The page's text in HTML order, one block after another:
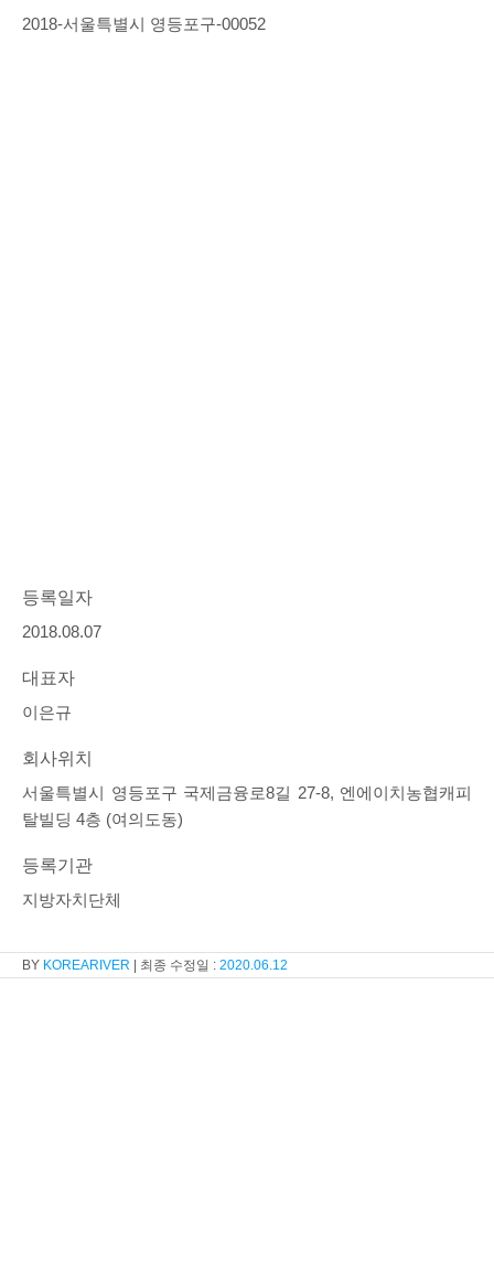
2018-서울특별시 영등포구-00052
등록일자
2018.08.07
대표자
이은규
회사위치
서울특별시 영등포구 국제금융로8길 27-8, 엔에이치농협캐피
탈빌딩 4층 (여의도동)
등록기관
지방자치단체
KOREARIVER 2020.06.12